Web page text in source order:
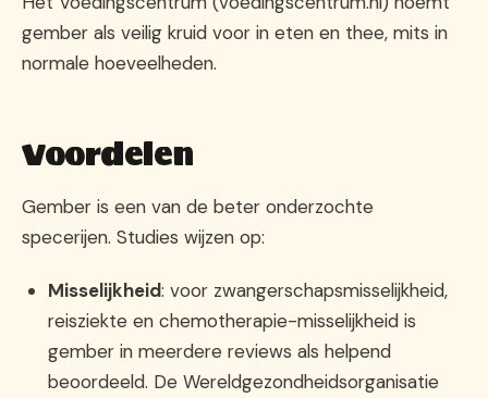
gember als veilig kruid voor in eten en thee, mits in
normale hoeveelheden.
Voordelen
Gember is een van de beter onderzochte
specerijen. Studies wijzen op:
Misselijkheid: voor zwangerschapsmisselijkheid,
reisziekte en chemotherapie-misselijkheid is
gember in meerdere reviews als helpend
beoordeeld. De Wereldgezondheidsorganisatie